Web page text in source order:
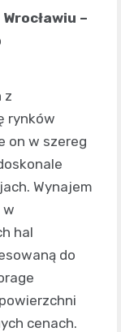
–
z
rynków
on w szereg
Wynajem
w
hal
do
cenach.